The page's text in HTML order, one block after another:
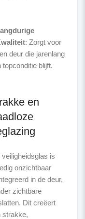
: Zorgt voor
deur die jarenlang
topconditie blijft.
en
veiligheidsglas is
onzichtbaar
in de deur,
zichtbare
Dit creëert
strakke,